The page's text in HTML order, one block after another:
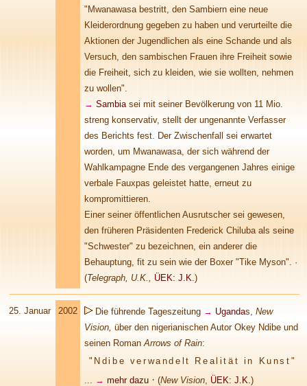
"Mwanawasa bestritt, den Sambiern eine neue
Kleiderordnung gegeben zu haben und verurteilte die
Aktionen der Jugendlichen als eine Schande und als
Versuch, den sambischen Frauen ihre Freiheit sowie
die Freiheit, sich zu kleiden, wie sie wollten, nehmen
zu wollen".
→ Sambiasei mit seiner Bevölkerung von 11 Mio.
streng konservativ, stellt der ungenannte Verfasser
des Berichts fest. Der Zwischenfall sei erwartet
worden, um Mwanawasa, der sich während der
Wahlkampagne Ende des vergangenen Jahres einige
verbale Fauxpas geleistet hatte, erneut zu
kompromittieren.
Einer seiner öffentlichen Ausrutscher sei gewesen,
den früheren Präsidenten Frederick Chiluba als seine
"Schwester" zu bezeichnen, ein anderer die
Behauptung, fit zu sein wie der Boxer "Tike Myson". ·
(Telegraph, U.K., ÜEK: J.K.)
25. Januar 2002 Die führende Tageszeitung → Ugandas, New
Vision, über den nigerianischen Autor Okey Ndibe und
seinen RomanArrows of Rain:
"Ndibe verwandelt Realität in Kunst"
... → mehr dazu · (New Vision, ÜEK: J.K.)